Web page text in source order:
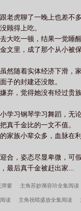
老虎聊了一晚上也差不
顾得上吃。
大吃一顿，结果一觉睡
文里，成了那个从小被
然随着实体经济下滑，
子的封建还没散。
弃，觉得她没有经过贵
学习钢琴学习舞蹈，无
真千金比的一文不值。
家族小辈众多，血脉在
合，姿态尽显卑微，可
最后真千金被赶出家...
弹窗 主角苏妙漪容玠全集阅读
读 主角祝晴盛放全集阅读